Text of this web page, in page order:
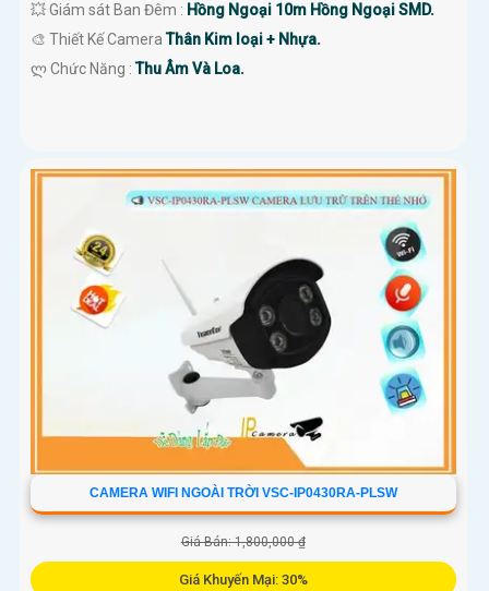
💥 Giám sát Ban Đêm : Hồng Ngoại 10m Hồng Ngoại SMD.
🎨 Thiết Kế CameraThân Kim loại + Nhựa.
️ლ Chức Năng :Thu Âm Và Loa.
CAMERA WIFI NGOÀI TRỜI VSC-IP0430RA-PLSW
Giá Bán: 1,800,000 ₫
Giá Khuyến Mại: 30%